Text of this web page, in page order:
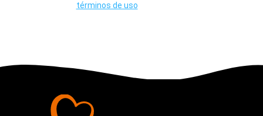
términos de uso